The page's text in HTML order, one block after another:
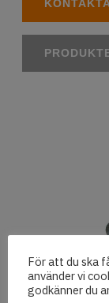
För att du ska
använder vi
godkänner du